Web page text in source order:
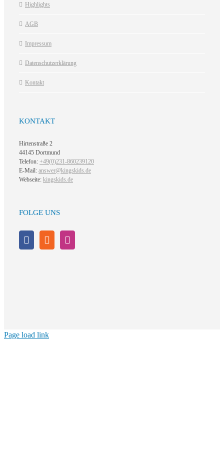
Highlights
AGB
Impressum
Datenschutzerklärung
Kontakt
KONTAKT
Hirtenstraße 2
44145 Dortmund
Telefon: +49(0)231-860239120
E-Mail: answer@kingskids.de
Webseite: kingskids.de
FOLGE UNS
Page load link